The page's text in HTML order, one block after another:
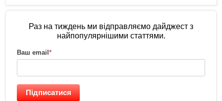
Раз на тиждень ми відправляємо дайджест з
найпопулярнішими статтями.
Ваш email *
Підписатися